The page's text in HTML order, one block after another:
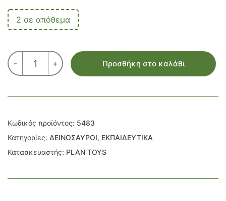
2 σε απόθεμα
-
ΒΡΑΧΙΟΣΑΥΡΟΣ
ποσότητα
+ Προσθήκη στο καλάθι
Κωδικός προϊόντος: 5483
Κατηγορίες: ΔΕΙΝΟΣΑΥΡΟΙ, ΕΚΠΑΙΔΕΥΤΙΚΑ
Κατασκευαστής: PLAN TOYS